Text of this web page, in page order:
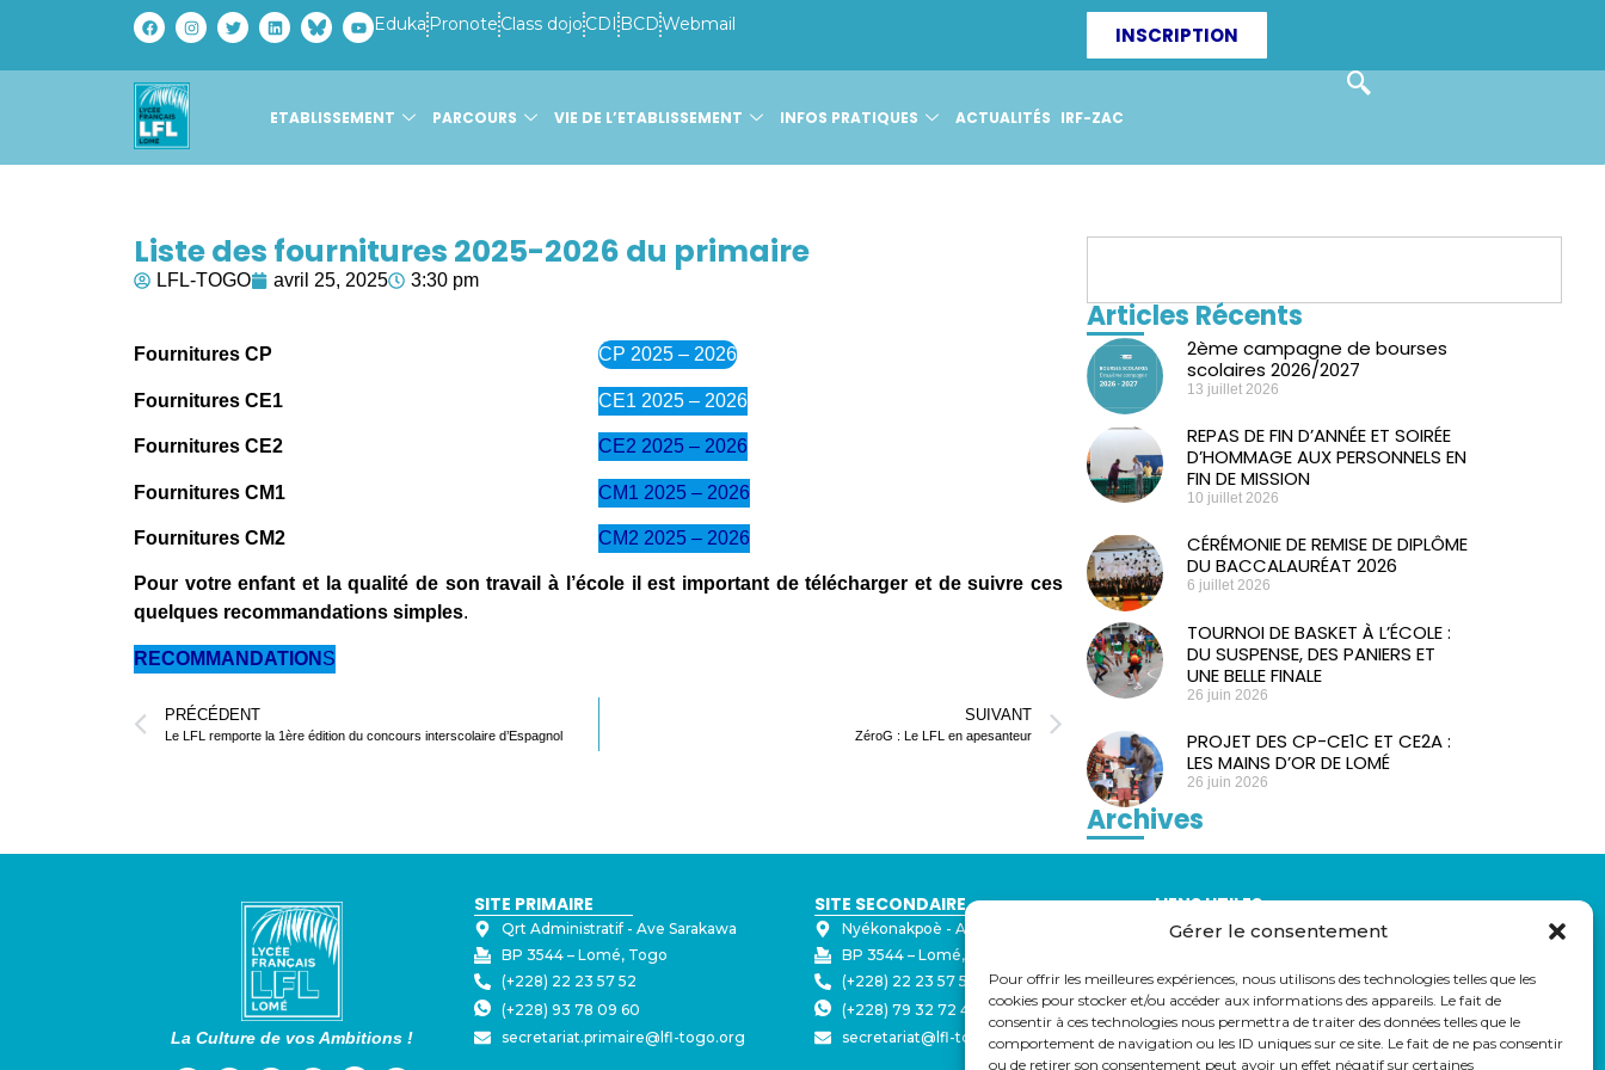
Gérer le consentement
Pour offrir les meilleures expériences, nous utilisons des technologies telles que les
cookies pour stocker et/ou accéder aux informations des appareils. Le fait de
consentir à ces technologies nous permettra de traiter des données telles que le
comportement de navigation ou les ID uniques sur ce site. Le fait de ne pas consentir
ou de retirer son consentement peut avoir un effet négatif sur certaines
Eduka Pronote Class dojo CDI BCDWebmail INSCRIPTION
ETABLISSEMENT PARCOURS VIE DE L’ETABLISSEMENT INFOS PRATIQUES ACTUALITÉS IRF-ZAC
Liste des fournitures 2025-2026 du primaire
LFL-TOGO avril 25, 2025 3:30 pm
Fournitures CP CP 2025 – 2026
Fournitures CE1 CE1 2025 – 2026
Fournitures CE2 CE2 2025 – 2026
Fournitures CM1 CM1 2025 – 2026
Fournitures CM2 CM2 2025 – 2026
Pour votre enfant et la qualité de son travail à l’école il est important de télécharger et de suivre ces
quelques recommandations simples.
RECOMMANDATION S
PRÉCÉDENT
Le LFL remporte la 1ère édition du concours interscolaire d’Espagnol
SUIVANT
ZéroG : Le LFL en apesanteur
Articles Récents
2ème campagne de bourses
scolaires 2026/2027
13 juillet 2026
REPAS DE FIN D’ANNÉE ET SOIRÉE
D’HOMMAGE AUX PERSONNELS EN
FIN DE MISSION
10 juillet 2026
CÉRÉMONIE DE REMISE DE DIPLÔME
DU BACCALAURÉAT 2026
6 juillet 2026
TOURNOI DE BASKET À L’ÉCOLE :
DU SUSPENSE, DES PANIERS ET
UNE BELLE FINALE
26 juin 2026
PROJET DES CP-CE1C ET CE2A :
LES MAINS D’OR DE LOMÉ
26 juin 2026
Archives
La Culture de vos Ambitions !
SITE PRIMAIRE
Qrt Administratif - ⁠Ave Sarakawa
BP 3544 – Lomé, Togo
(+228) 22 23 57 52
(+228) 93 78 09 60
secretariat.primaire@lfl-togo.org
SITE SECONDAIRE
Nyékonakpoè - ⁠Ave Joseph Strauss
BP 3544 – Lomé, Togo
(+228) 22 23 57 50
(+228) 79 32 72 43
secretariat@lfl-togo.org
LIENS UTILES
Eduka
Webmail
Parcoursup